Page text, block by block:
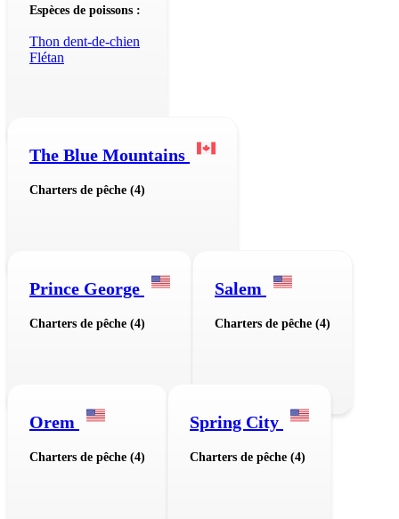
Espèces de poissons :
Thon dent-de-chien
Flétan
The Blue Mountains
Charters de pêche (4)
Prince George
Charters de pêche (4)
Salem
Charters de pêche (4)
Orem
Charters de pêche (4)
Spring City
Charters de pêche (4)